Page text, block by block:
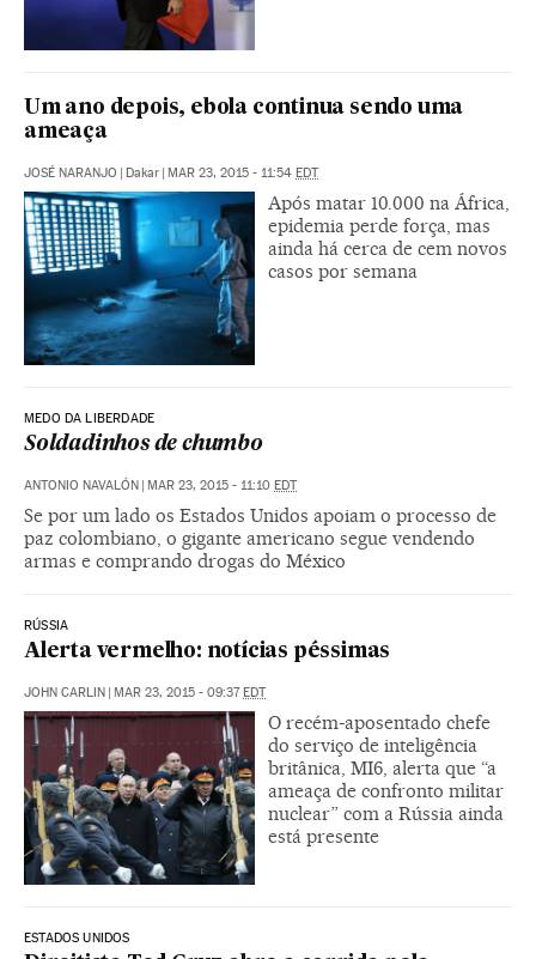
Um ano depois, ebola continua sendo uma
ameaça
JOSÉ NARANJO | Dakar | MAR 23, 2015 - 11:54 EDT
Após matar 10.000 na África,
epidemia perde força, mas
ainda há cerca de cem novos
casos por semana
MEDO DA LIBERDADE
Soldadinhos de chumbo
ANTONIO NAVALÓN | MAR 23, 2015 - 11:10 EDT
Se por um lado os Estados Unidos apoiam o processo de
paz colombiano, o gigante americano segue vendendo
armas e comprando drogas do México
RÚSSIA
Alerta vermelho: notícias péssimas
JOHN CARLIN | MAR 23, 2015 - 09:37EDT
O recém-aposentado chefe
do serviço de inteligência
britânica, MI6, alerta que “a
ameaça de confronto militar
nuclear” com a Rússia ainda
está presente
ESTADOS UNIDOS